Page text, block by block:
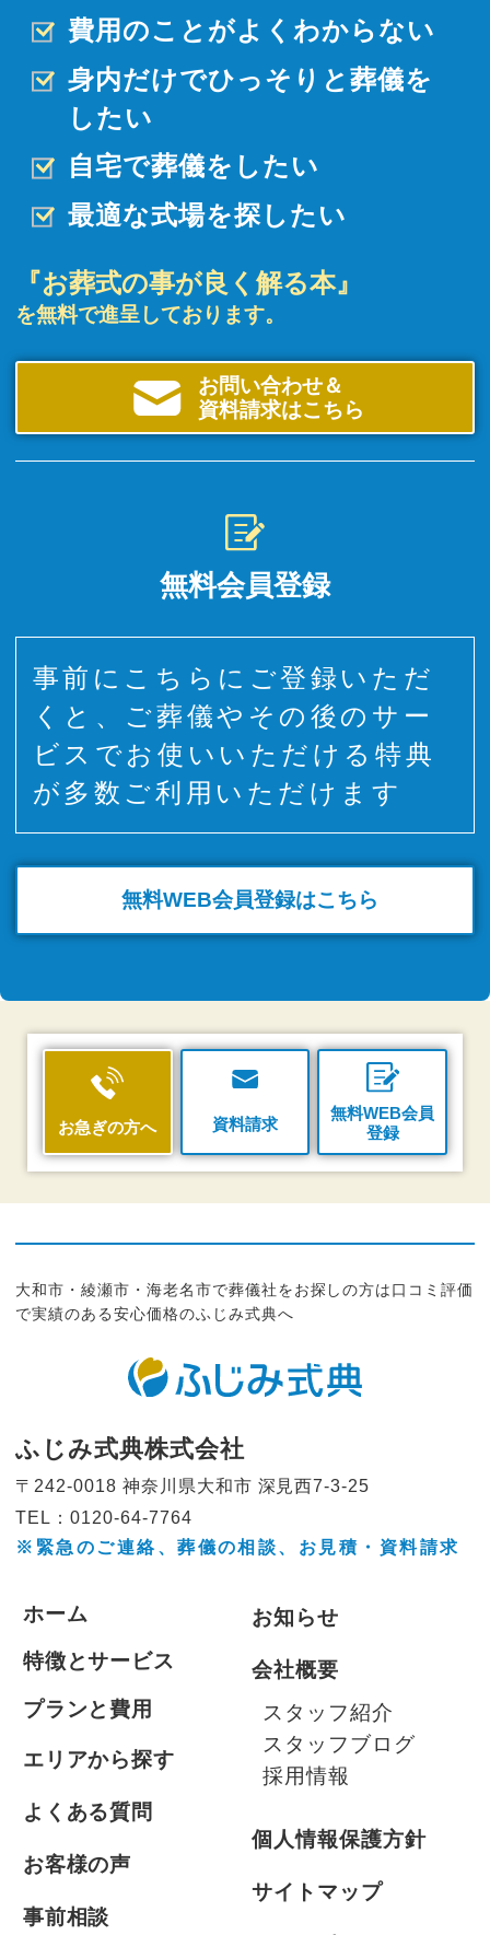
費用のことがよくわからない
身内だけでひっそりと 葬儀を
したい
自宅で葬儀をしたい
最適な式場を探したい
『お葬式の事が良く解る本』
を無料で進呈しております。
お問い合わせ＆
資料請求はこちら
無料会員登録
事前にこちらにご登録いただ
くと、ご葬儀やその後のサー
ビスでお使いいただける特典
が多数ご利用いただけます
無料WEB会員登録はこちら
お急ぎの方へ 資料請求
無料WEB会員
登録
大和市・綾瀬市・海老名市で葬儀社をお探しの方は口コミ評価
で実績のある安心価格のふじみ式典へ
ふじみ式典株式会社
〒242-0018 神奈川県大和市 深見西7-3-25
TEL：0120-64-7764
※緊急のご連絡、葬儀の相談、 お見積・資料請求
ホーム
特徴とサービス
プランと費用
エリアから探す
よくある質問
お客様の声
事前相談
お知らせ
会社概要
スタッフ紹介
スタッフブログ
採用情報
個人情報保護方針
サイトマップ